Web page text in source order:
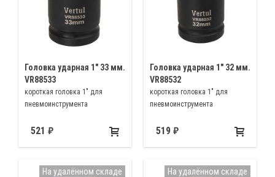
Головка ударная 1″ 33 мм.
VR88533
короткая головка 1" для
пневмоинструмента
521
Головка ударная 1″ 32 мм.
VR88532
короткая головка 1" для
пневмоинструмента
519
На удалённом складе На удалённом складе